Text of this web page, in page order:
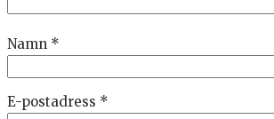
Namn *
E-postadress *